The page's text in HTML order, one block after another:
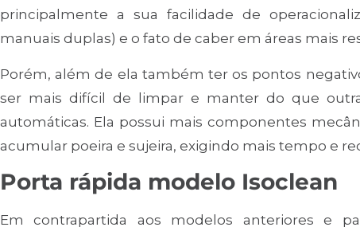
principalmente a sua facilidade de
manuais duplas) e o fato de caber em áreas mais
Porém, além de ela também ter os pontos
ser mais difícil de limpar e manter do que
automáticas. Ela possui mais componentes
acumular poeira e sujeira, exigindo mais tempo e
Porta rápida modelo Isoclean
Em contrapartida aos modelos anteriores e